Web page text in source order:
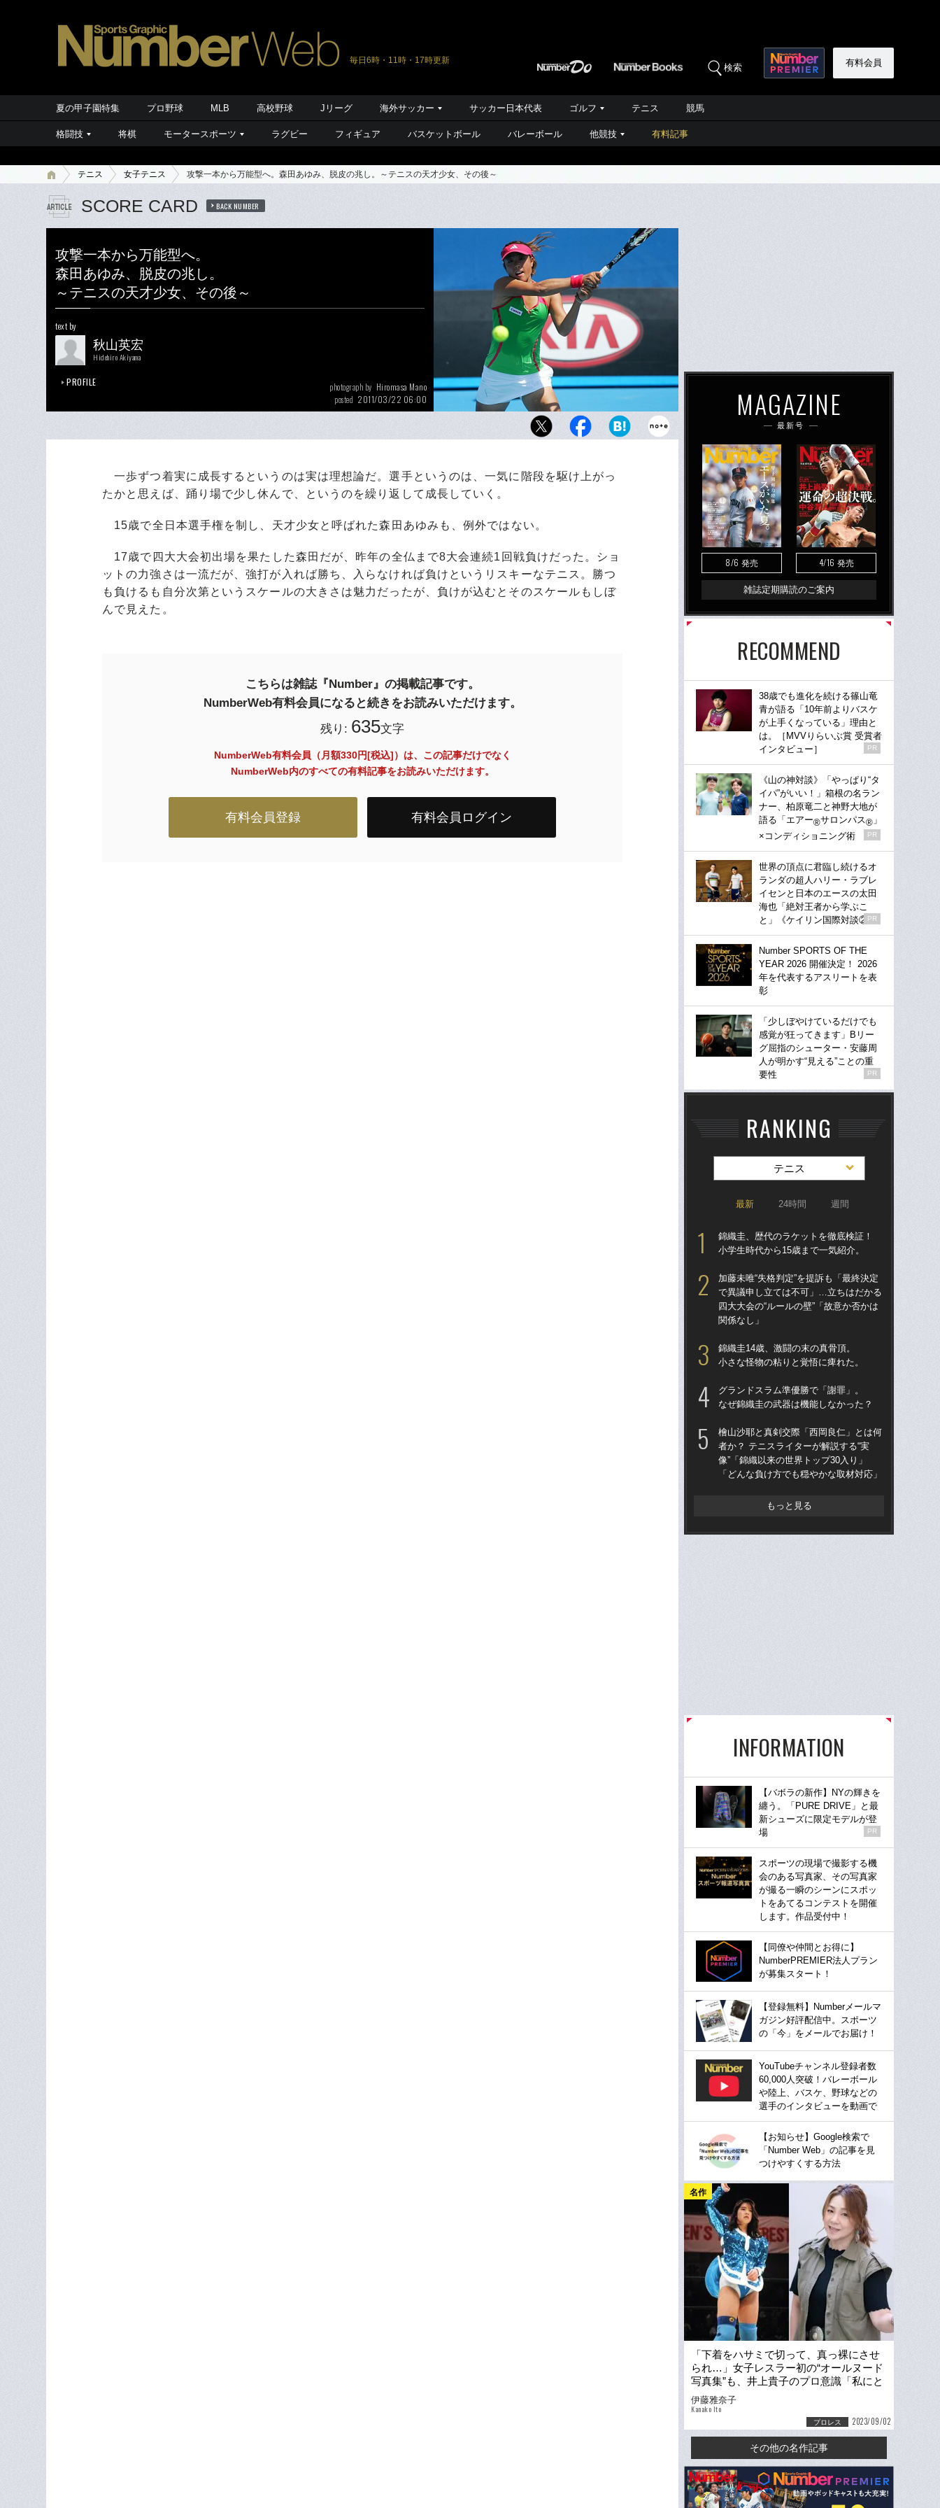
毎日6時・11時・17時更新
検索 有料会員
夏の甲子園特集 プロ野球 MLB 高校野球 Jリーグ 海外サッカー サッカー日本代表 ゴルフ テニス 競馬
格闘技 将棋 モータースポーツ ラグビー フィギュア バスケットボール バレーボール 他競技 有料記事
テニス 女子テニス 攻撃一本から万能型へ。森田あゆみ、脱皮の兆し。～テニスの天才少女、その後～
SCORE CARD BACK NUMBER
攻撃一本から万能型へ。
森田あゆみ、脱皮の兆し。
～テニスの天才少女、その後～
text by
秋山英宏
Hidehiro Akiyama
PROFILE photograph by Hiromasa Mano
posted 2011/03/22 06:00
全豪で「上に行ける確信はつかめた」という森田。21歳の
一歩ずつ着実に成長するというのは実は理想論だ。選手というのは、一気に階段を駆け上がっ
たかと思えば、踊り場で少し休んで、というのを繰り返して成長していく。
15歳で全日本選手権を制し、天才少女と呼ばれた森田あゆみも、例外ではない。
17歳で四大大会初出場を果たした森田だが、昨年の全仏まで8大会連続1回戦負けだった。ショ
ットの力強さは一流だが、強打が入れば勝ち、入らなければ負けというリスキーなテニス。勝つ
も負けるも自分次第というスケールの大きさは魅力だったが、負けが込むとそのスケールもしぼ
んで見えた。
こちらは雑誌『Number』の掲載記事です。
NumberWeb有料会員になると続きをお読みいただけます。
残り: 635文字
NumberWeb有料会員（月額330円[税込]）は、この記事だけでなく
NumberWeb内のすべての有料記事をお読みいただけます。
有料会員登録 有料会員ログイン
MAGAZINE
最新号
8/6 発売 4/16 発売
雑誌定期購読のご案内
RECOMMEND
38歳でも進化を続ける篠山竜
青が語る「10年前よりバスケ
が上手くなっている」理由と
は。［MVVりらいぶ賞 受賞者
インタビュー］
PR
《山の神対談》「やっぱり“タ
イパ”がいい！」箱根の名ラン
ナー、柏原竜二と神野大地が
語る「エアー®サロンパス® 」
×コンディショニング術
PR
世界の頂点に君臨し続けるオ
ランダの超人ハリー・ラブレ
イセンと日本のエースの太田
海也「絶対王者から学ぶこ
と」《ケイリン国際対談②》
PR
Number SPORTS OF THE
YEAR 2026 開催決定！ 2026
年を代表するアスリートを表
彰
「少しぼやけているだけでも
感覚が狂ってきます」Bリー
グ屈指のシューター・安藤周
人が明かす“見える”ことの重
要性
PR
RANKING
テニス
最新 24時間 週間
錦織圭、歴代のラケットを徹底検証！
小学生時代から15歳まで一気紹介。
加藤未唯“失格判定”を提訴も「最終決定
で異議申し立ては不可」…立ちはだかる
四大大会の“ルールの壁”「故意か否かは
関係なし」
錦織圭14歳、激闘の末の真骨頂。
小さな怪物の粘りと覚悟に痺れた。
グランドスラム準優勝で「謝罪」。
なぜ錦織圭の武器は機能しなかった？
檜山沙耶と真剣交際「西岡良仁」とは何
者か？ テニスライターが解説する“実
像”「錦織以来の世界トップ30入り」
「どんな負け方でも穏やかな取材対応」
もっと見る
INFORMATION
【バボラの新作】NYの輝きを
纏う。「PURE DRIVE」と最
新シューズに限定モデルが登
場
PR
スポーツの現場で撮影する機
会のある写真家、その写真家
が撮る一瞬のシーンにスポッ
トをあてるコンテストを開催
します。作品受付中！
【同僚や仲間とお得に】
NumberPREMIER法人プラン
が募集スタート！
【登録無料】Numberメールマ
ガジン好評配信中。スポーツ
の「今」をメールでお届け！
YouTubeチャンネル登録者数
60,000人突破！バレーボール
や陸上、バスケ、野球などの
選手のインタビューを動画で
【お知らせ】Google検索で
「Number Web」の記事を見
つけやすくする方法
名作
「下着をハサミで切って、真っ裸にさせ
られ…」女子レスラー初の“オールヌード
写真集”も、井上貴子のプロ意識「私にと
っては“作品”です」
伊藤雅奈子
Kanako Ito
プロレス 2023/09/02
その他の名作記事